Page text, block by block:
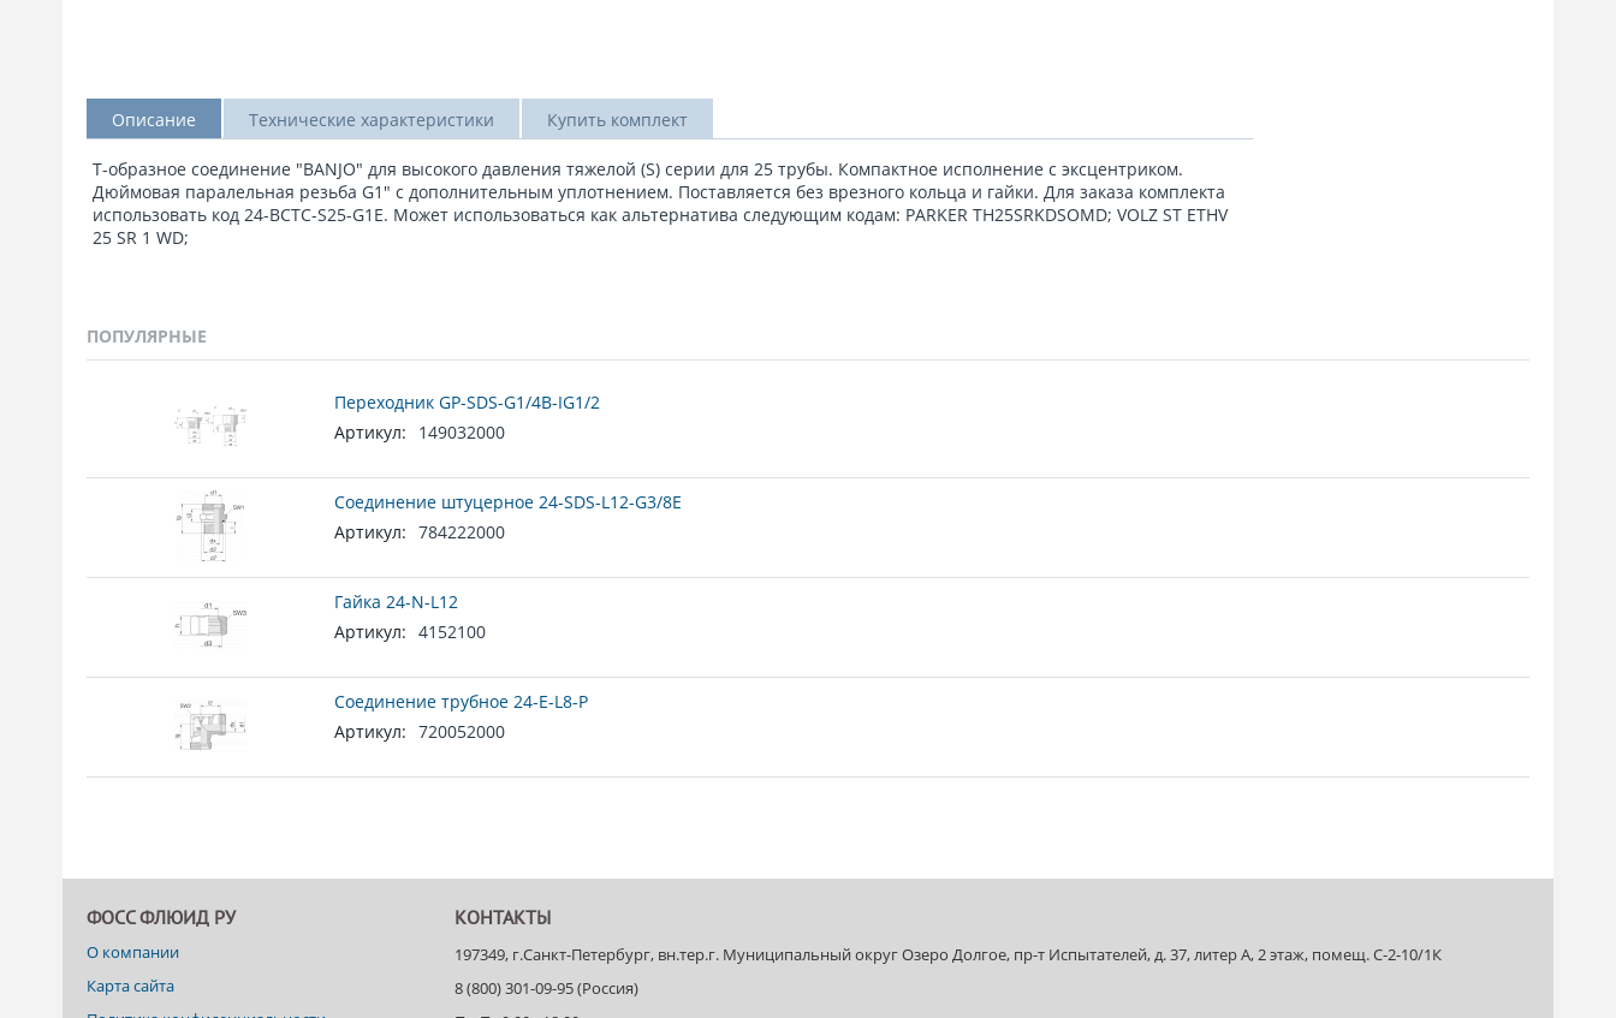
Описание Технические характеристики Купить комплект
Т-образное соединение "BANJO" для высокого давления тяжелой (S) серии для 25 трубы. Компактное исполнение с эксцентриком.
Дюймовая паралельная резьба G1" с дополнительным уплотнением. Поставляется без врезного кольца и гайки. Для заказа комплекта
использовать код 24-BCTC-S25-G1E. Может использоваться как альтернатива следующим кодам: PARKER TH25SRKDSOMD; VOLZ ST ETHV
25 SR 1 WD;
ПОПУЛЯРНЫЕ
Переходник GP-SDS-G1/4B-IG1/2
Артикул:
149032000
Соединение штуцерное 24-SDS-L12-G3/8E
Артикул: 784222000
Гайка 24-N-L12
Артикул: 4152100
Соединение трубное 24-E-L8-P
Артикул: 720052000
ФОСС ФЛЮИД РУ
О компании
Карта сайта
КОНТАКТЫ
197349, г.Санкт-Петербург, вн.тер.г. Муниципальный округ Озеро Долгое, пр-т Испытателей, д. 37, литер А, 2 этаж, помещ. С-2-10/1К
8 (800) 301-09-95 (Россия)